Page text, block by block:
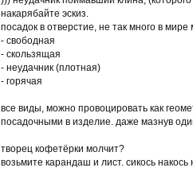
накарябайте эскиз.
посадок в отверстие, не так много в мире
- свободная
- скользящая
- неудачник (плотная)
- горячая
все виды, можно провоцировать как
посадочными в изделие. даже мазнув
творец кофетёрки молчит?
возьмите карандаш и лист. сикось накось